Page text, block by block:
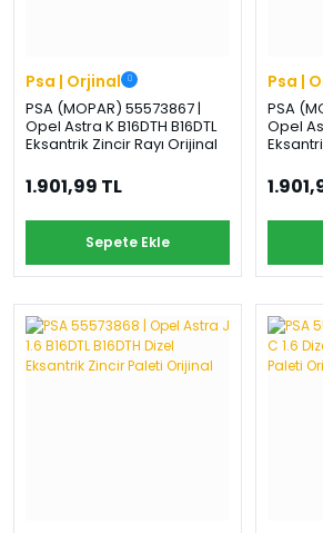
Psa | Orjinal
PSA (MOPAR) 55573867 |
Opel Astra K B16DTH B16DTL
Eksantrik Zincir Rayı Orijinal
1.901,99 TL
Sepete Ekle
Psa |
PSA
Opel